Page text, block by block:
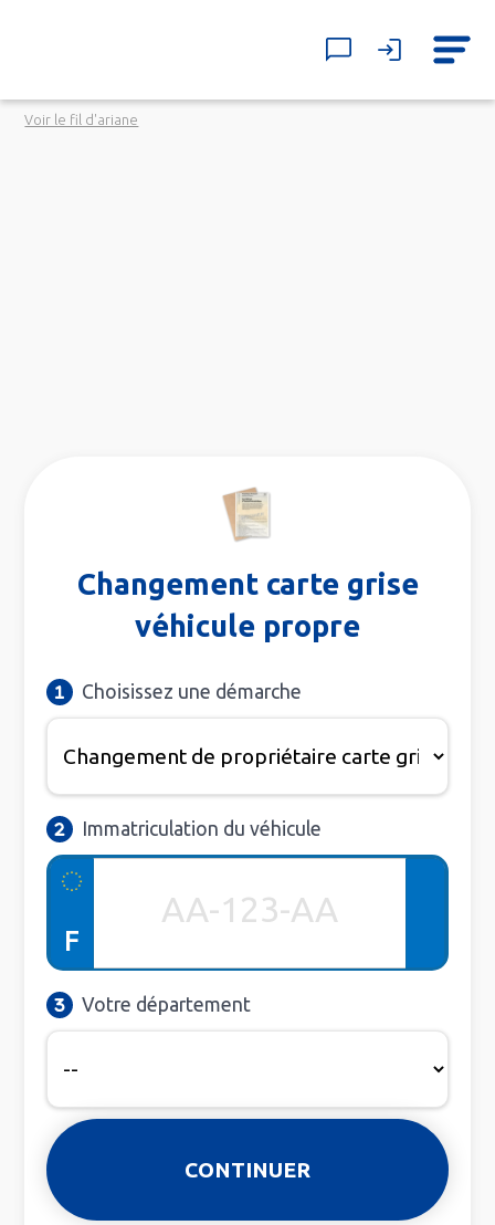
Voir le fil d'ariane
Changement carte grise
véhicule propre
Choisissez une démarche
Immatriculation du véhicule
F
Votre département